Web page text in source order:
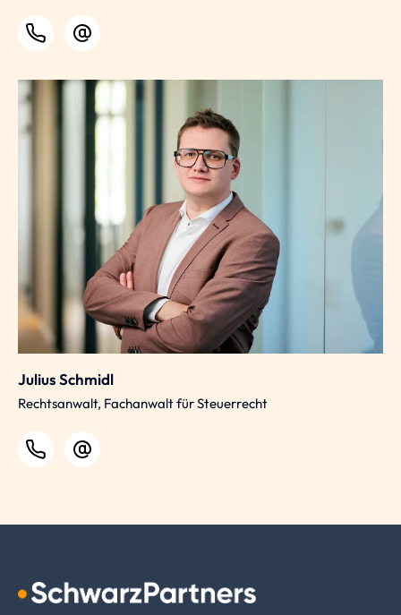
Julius Schmidl
Rechtsanwalt, Fachanwalt für Steuerrecht